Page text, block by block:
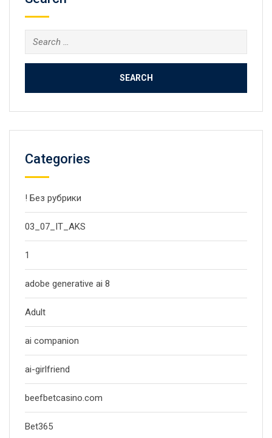
Search
for:
Categories
! Без рубрики
03_07_IT_AKS
1
adobe generative ai 8
Adult
ai companion
ai-girlfriend
beefbetcasino.com
Bet365